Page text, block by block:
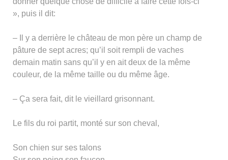
», puis il dit:
– Il y a derrière le château de mon père un champ de
pâture de sept acres; qu’il soit rempli de vaches
demain matin sans qu’il y en ait deux de la même
couleur, de la même taille ou du même âge.
– Ça sera fait, dit le vieillard grisonnant.
Le fils du roi partit, monté sur son cheval,
Son chien sur ses talons